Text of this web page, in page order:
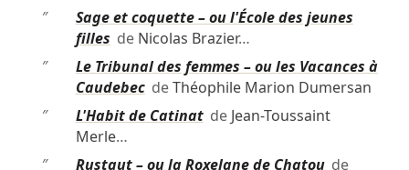
″
Sage et coquette – ou l'École des jeunes
filles de Nicolas Brazier…
″
Le Tribunal des femmes – ou les Vacances à
CaudebecdeThéophile Marion Dumersan
″
L'Habit de Catinatde Jean-Toussaint
Merle…
″
Rustaut – ou la Roxelane de Chatoude